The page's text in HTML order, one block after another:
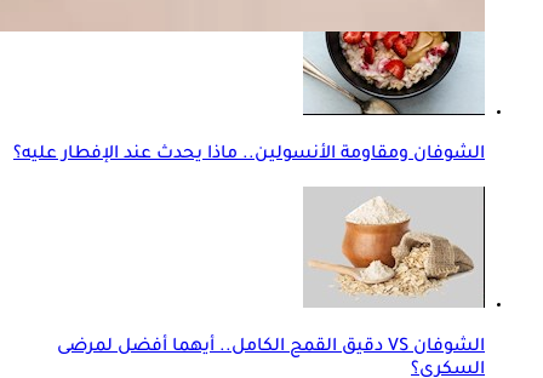
الشوفان ومقاومة الأنسولين.. ماذا يحدث عند الإفطار عليه؟
الشوفان VS دقيق القمح الكامل.. أيهما أفضل لمرضى
السكري؟